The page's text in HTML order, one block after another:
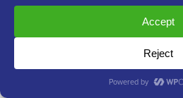
ist höher als bei
E-Commerce-Shops
Liste eine große